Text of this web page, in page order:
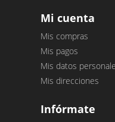
Mi cuenta
Mis compras
Mis pagos
Mis datos
Mis direcciones
Infórmate